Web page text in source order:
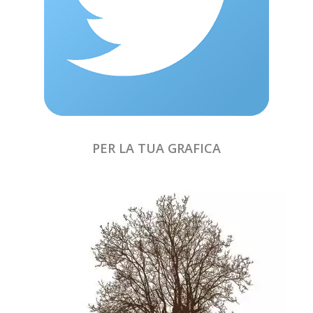
PER LA TUA GRAFICA